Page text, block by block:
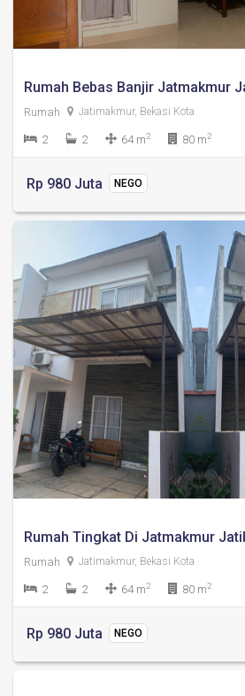
Rumah Bebas Banjir Jatmakmur
Rumah Jatimakmur, Bekasi Kota
2 2 64 m2 80 m2
Rp 980 Juta NEGO
Rumah Tingkat Di Jatmakmur
Rumah Jatimakmur, Bekasi Kota
2 2 64 m2 80 m2
Rp 980 Juta NEGO